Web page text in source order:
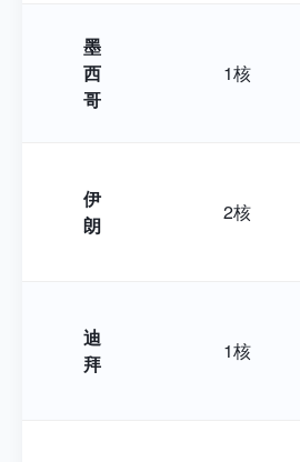
墨
西
哥
1核
伊
朗
2核
迪
拜
1核